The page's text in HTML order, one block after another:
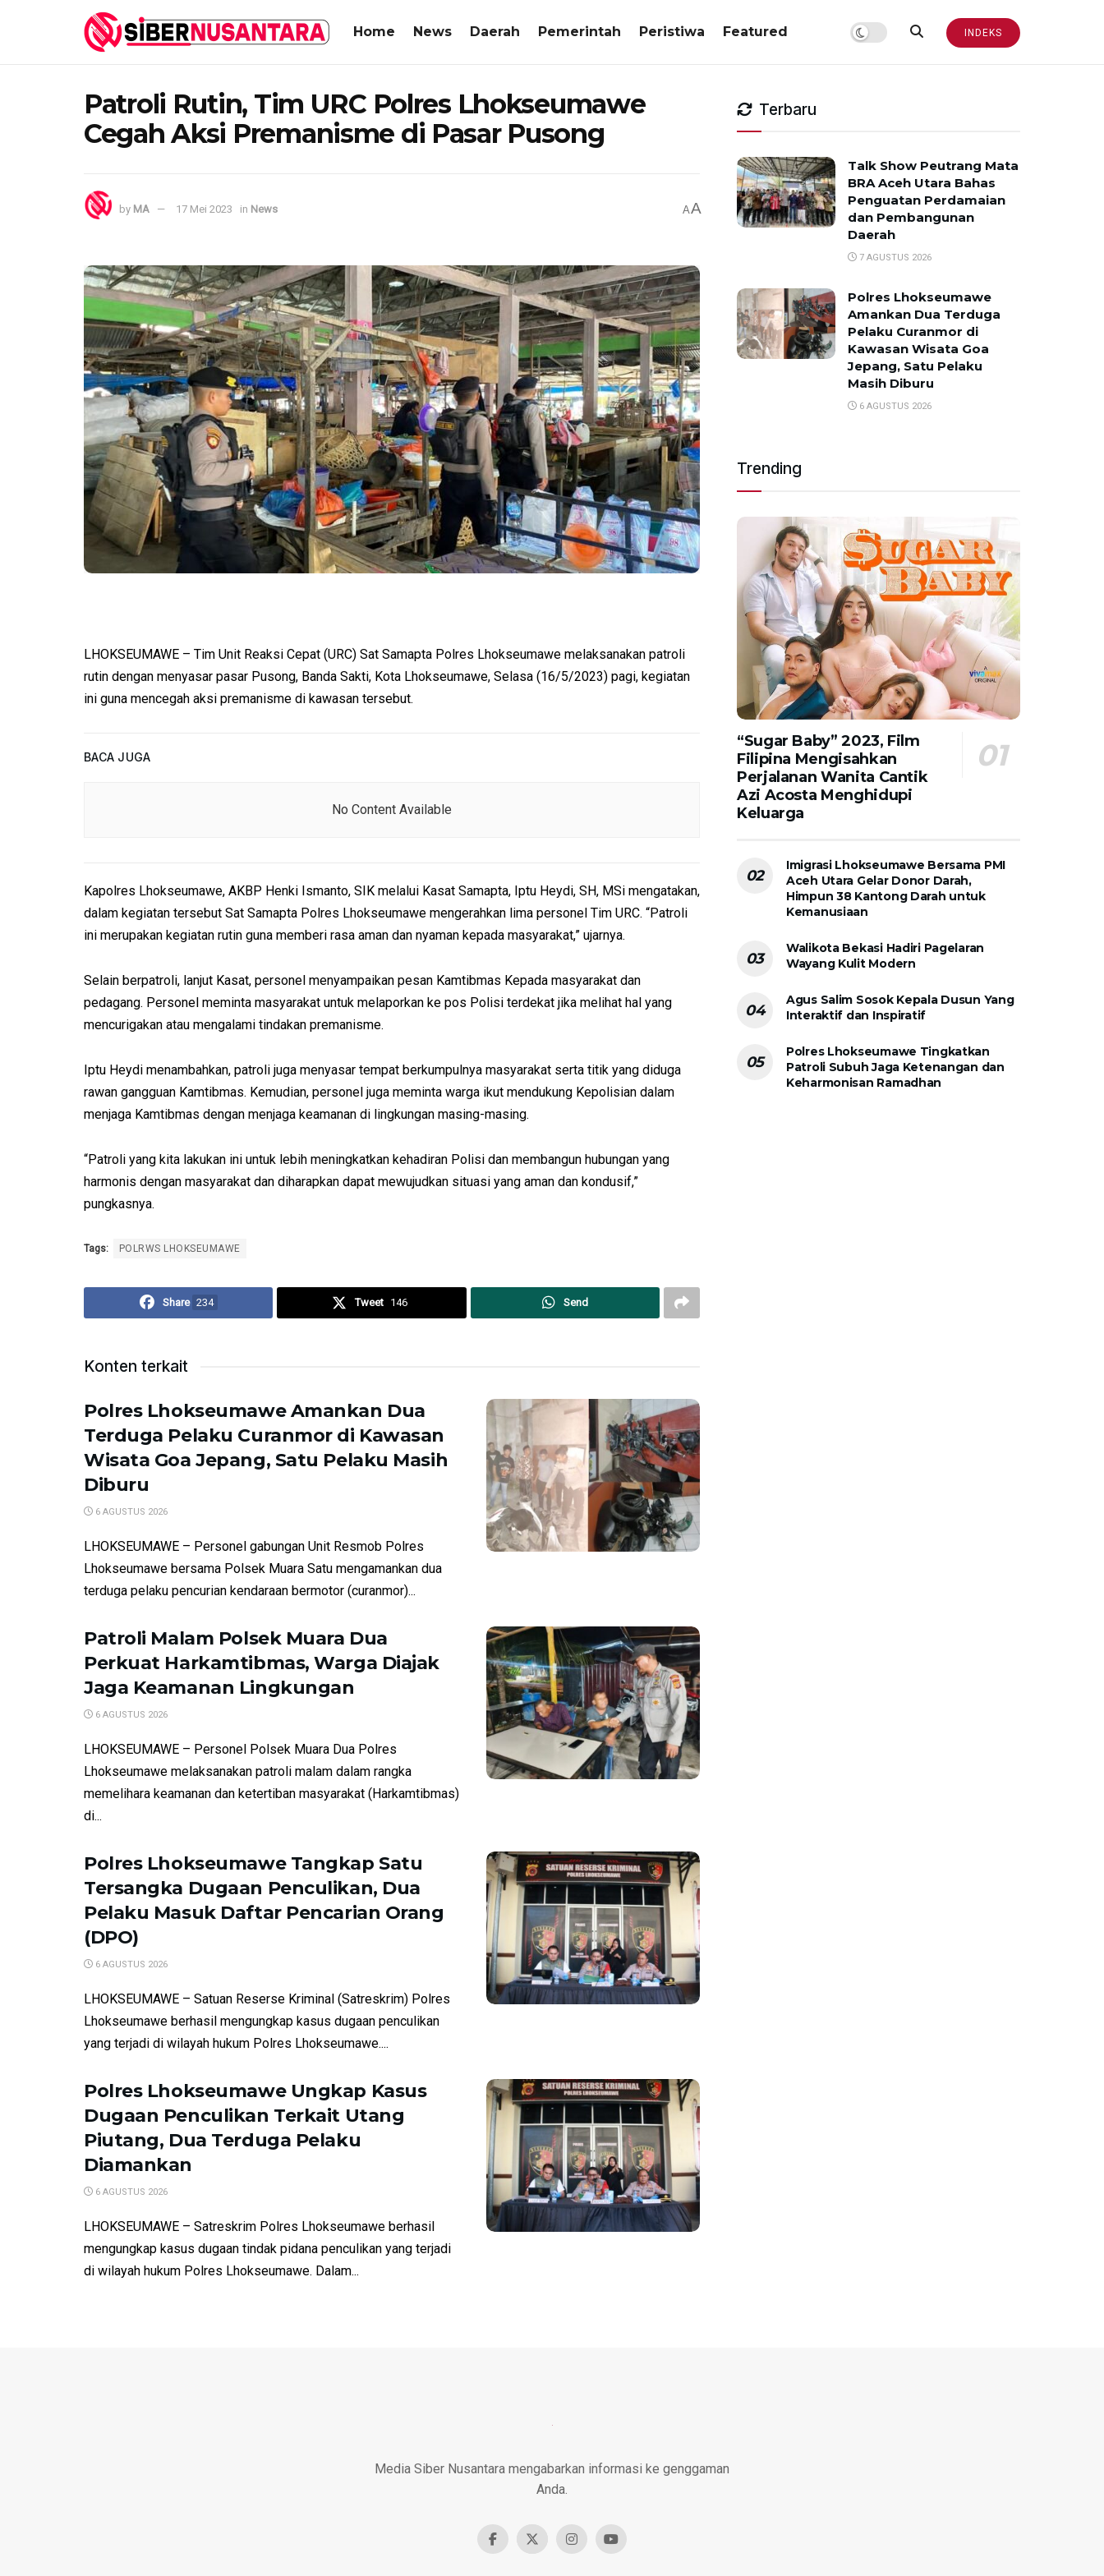
Home News Daerah Pemerintah Peristiwa Featured INDEKS
Patroli Rutin, Tim URC Polres Lhokseumawe
Cegah Aksi Premanisme di Pasar Pusong
by MA 17 Mei 2023 in News AA
LHOKSEUMAWE – Tim Unit Reaksi Cepat (URC) Sat Samapta Polres Lhokseumawe melaksanakan patroli
rutin dengan menyasar pasar Pusong, Banda Sakti, Kota Lhokseumawe, Selasa (16/5/2023) pagi, kegiatan
ini guna mencegah aksi premanisme di kawasan tersebut.
BACA JUGA
No Content Available
Kapolres Lhokseumawe, AKBP Henki Ismanto, SIK melalui Kasat Samapta, Iptu Heydi, SH, MSi mengatakan,
dalam kegiatan tersebut Sat Samapta Polres Lhokseumawe mengerahkan lima personel Tim URC. “Patroli
ini merupakan kegiatan rutin guna memberi rasa aman dan nyaman kepada masyarakat,” ujarnya.
Selain berpatroli, lanjut Kasat, personel menyampaikan pesan Kamtibmas Kepada masyarakat dan
pedagang. Personel meminta masyarakat untuk melaporkan ke pos Polisi terdekat jika melihat hal yang
mencurigakan atau mengalami tindakan premanisme.
Iptu Heydi menambahkan, patroli juga menyasar tempat berkumpulnya masyarakat serta titik yang diduga
rawan gangguan Kamtibmas. Kemudian, personel juga meminta warga ikut mendukung Kepolisian dalam
menjaga Kamtibmas dengan menjaga keamanan di lingkungan masing-masing.
“Patroli yang kita lakukan ini untuk lebih meningkatkan kehadiran Polisi dan membangun hubungan yang
harmonis dengan masyarakat dan diharapkan dapat mewujudkan situasi yang aman dan kondusif,”
pungkasnya.
Tags: POLRWS LHOKSEUMAWE
Share 234 Tweet 146 Send
Konten terkait
Polres Lhokseumawe Amankan Dua
Terduga Pelaku Curanmor di Kawasan
Wisata Goa Jepang, Satu Pelaku Masih
Diburu
6 AGUSTUS 2026
LHOKSEUMAWE – Personel gabungan Unit Resmob Polres
Lhokseumawe bersama Polsek Muara Satu mengamankan dua
terduga pelaku pencurian kendaraan bermotor (curanmor)...
Patroli Malam Polsek Muara Dua
Perkuat Harkamtibmas, Warga Diajak
Jaga Keamanan Lingkungan
6 AGUSTUS 2026
LHOKSEUMAWE – Personel Polsek Muara Dua Polres
Lhokseumawe melaksanakan patroli malam dalam rangka
memelihara keamanan dan ketertiban masyarakat (Harkamtibmas)
di...
Polres Lhokseumawe Tangkap Satu
Tersangka Dugaan Penculikan, Dua
Pelaku Masuk Daftar Pencarian Orang
(DPO)
6 AGUSTUS 2026
LHOKSEUMAWE – Satuan Reserse Kriminal (Satreskrim) Polres
Lhokseumawe berhasil mengungkap kasus dugaan penculikan
yang terjadi di wilayah hukum Polres Lhokseumawe....
Polres Lhokseumawe Ungkap Kasus
Dugaan Penculikan Terkait Utang
Piutang, Dua Terduga Pelaku
Diamankan
6 AGUSTUS 2026
LHOKSEUMAWE – Satreskrim Polres Lhokseumawe berhasil
mengungkap kasus dugaan tindak pidana penculikan yang terjadi
di wilayah hukum Polres Lhokseumawe. Dalam...
Terbaru
Talk Show Peutrang Mata
BRA Aceh Utara Bahas
Penguatan Perdamaian
dan Pembangunan
Daerah
7 AGUSTUS 2026
Polres Lhokseumawe
Amankan Dua Terduga
Pelaku Curanmor di
Kawasan Wisata Goa
Jepang, Satu Pelaku
Masih Diburu
6 AGUSTUS 2026
Trending
“Sugar Baby” 2023, Film
Filipina Mengisahkan
Perjalanan Wanita Cantik
Azi Acosta Menghidupi
Keluarga
Imigrasi Lhokseumawe Bersama PMI
Aceh Utara Gelar Donor Darah,
Himpun 38 Kantong Darah untuk
Kemanusiaan
Walikota Bekasi Hadiri Pagelaran
Wayang Kulit Modern
Agus Salim Sosok Kepala Dusun Yang
Interaktif dan Inspiratif
Polres Lhokseumawe Tingkatkan
Patroli Subuh Jaga Ketenangan dan
Keharmonisan Ramadhan
Media Siber Nusantara mengabarkan informasi ke genggaman
Anda.